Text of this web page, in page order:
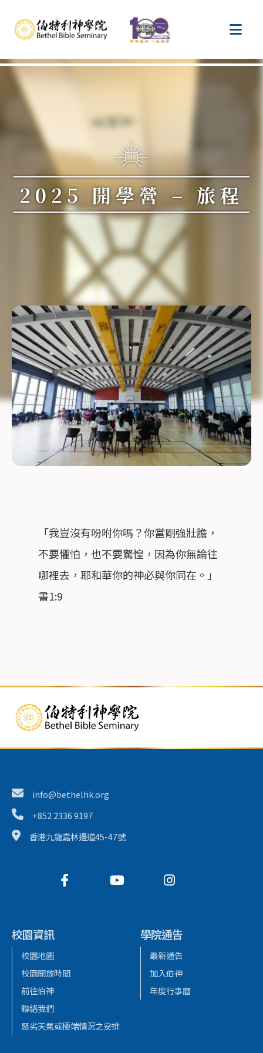
2025 開學營 – 旅程
「我豈沒有吩咐你嗎？你當剛強壯膽，
不要懼怕，也不要驚惶，因為你無論往
哪裡去，耶和華你的神必與你同在。」
書1:9
info@bethelhk.org
+852 2336 9197
香港九龍嘉林邊道45-47號
校園資訊
校園地圖
校園開放時間
前往伯神
聯絡我們
惡劣天氣或極端情況之安排
學院通告
最新通告
加入伯神
年度行事曆